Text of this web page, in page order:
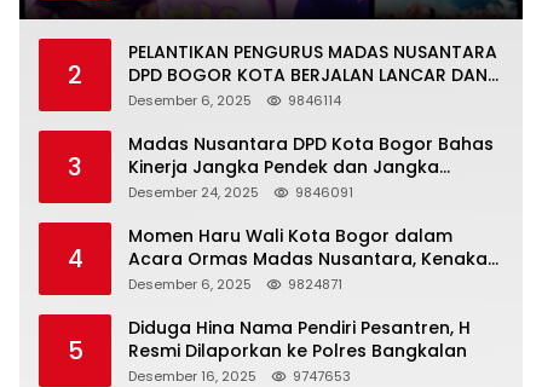
2
PELANTIKAN PENGURUS MADAS NUSANTARA
DPD BOGOR KOTA BERJALAN LANCAR DAN
KHIDMAT
Desember 6, 2025 9846114
3
Madas Nusantara DPD Kota Bogor Bahas
Kinerja Jangka Pendek dan Jangka
Panjang
Desember 24, 2025 9846091
4
Momen Haru Wali Kota Bogor dalam
Acara Ormas Madas Nusantara, Kenakan
Peci Hitam Tinggi sebagai Simbol
Desember 6, 2025 9824871
5
Diduga Hina Nama Pendiri Pesantren, H
Resmi Dilaporkan ke Polres Bangkalan
Desember 16, 2025 9747653